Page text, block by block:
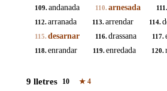
109.andanada 110. arnesada 111.
112.arranada 113.arrendar 114.
115. desarnar 116.drassana 117.
118.enrandar 119.enredada 120.
9 lletres 10 ★ 4